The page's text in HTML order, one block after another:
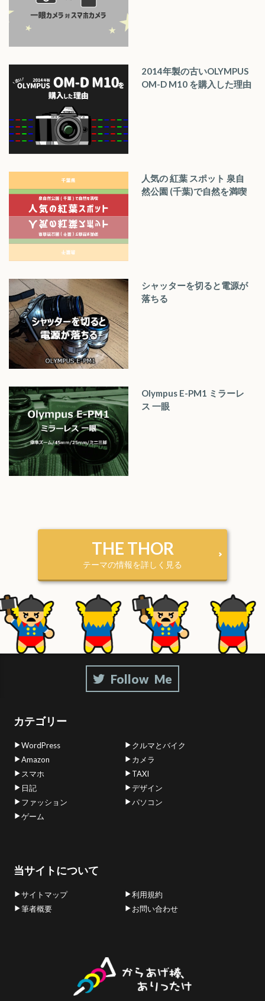
2014年製の古いOLYMPUS
OM-D M10 を購入した理由
人気の 紅葉 スポット 泉自
然公園 (千葉)で自然を満喫
シャッターを切ると電源が
落ちる
Olympus E-PM1 ミラーレ
ス 一眼
THE THOR
テーマの情報を詳しく見る
カテゴリー
WordPress
クルマとバイク
Amazon
カメラ
スマホ
TAXI
日記
デザイン
ファッション
パソコン
ゲーム
当サイトについて
サイトマップ
利用規約
筆者概要
お問い合わせ